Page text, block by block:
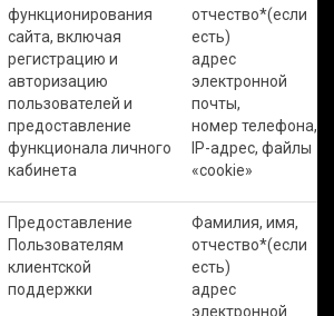
функционирования
сайта, включая
регистрацию и
авторизацию
пользователей и
предоставление
функционала личного
кабинета
отчество*(если
есть)
адрес
электронной
почты,
номер телефона,
IP-адрес, файлы
«cookie»
Предоставление
Пользователям
клиентской
поддержки
Фамилия, имя,
отчество*(если
есть)
адрес
электронной